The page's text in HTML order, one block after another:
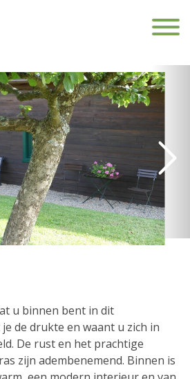
u binnen bent in dit
de drukte en waant u zich in
De rust en het prachtige
zijn adembenemend. Binnen is